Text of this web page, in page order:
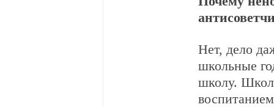
Нет, дело
школьные
школу.